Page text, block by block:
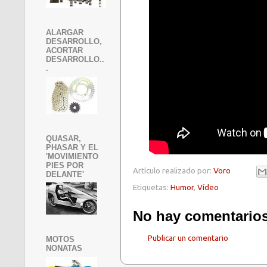
Artículo realizado por: Voro
Etiquetas: Humor, Vídeo
No hay
Publicar un comentario
ALARGAR
DESARROLLO,
ACORTAR
DESARROLLO..
.
QUASAR,
PHASAR Y EL
'MOVIMIENTO
PIES POR
DELANTE'
MOTOS
NONATAS